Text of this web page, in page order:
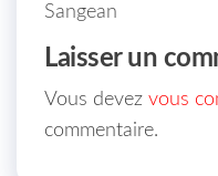
Sangean
Laisser un
Vous devez vous
commentaire.